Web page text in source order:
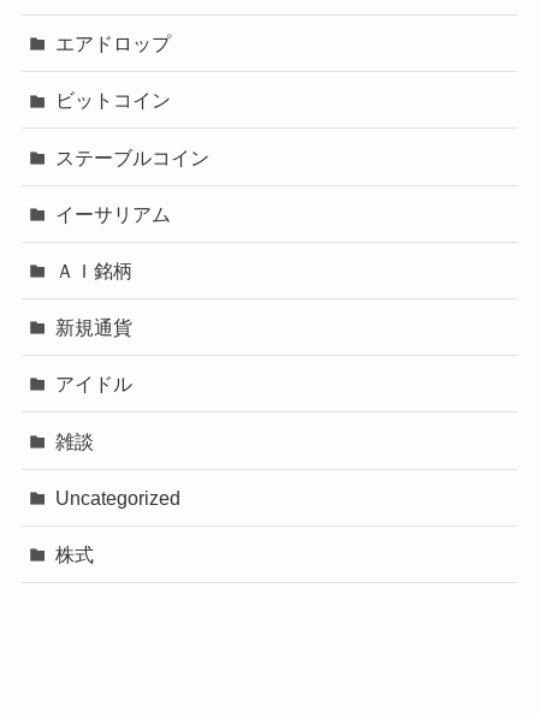
エアドロップ
ビットコイン
ステーブルコイン
イーサリアム
ＡＩ銘柄
新規通貨
アイドル
雑談
Uncategorized
株式